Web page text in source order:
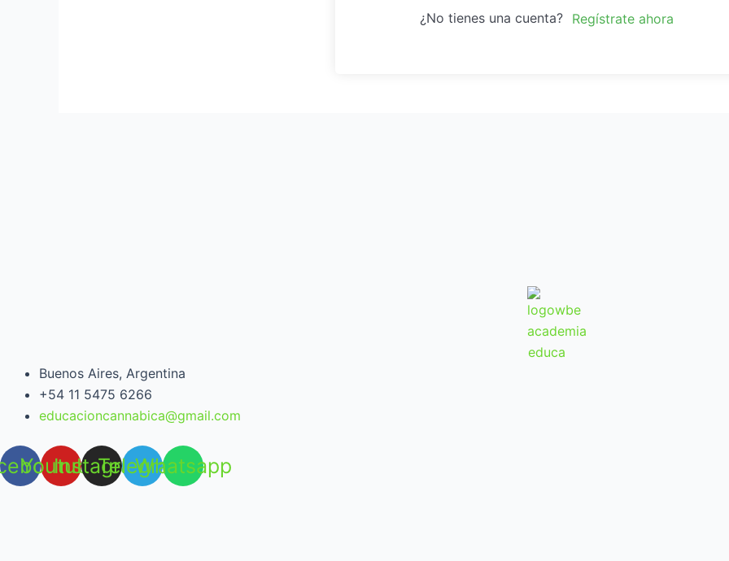
¿No tienes una cuenta? Regístrate ahora
Buenos Aires, Argentina
+54 11 5475 6266
educacioncannabica@gmail.com
Youtube
Instagram
Telegram
Whatsapp